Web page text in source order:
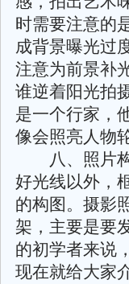
时需要注意的
成背景曝光过
注意为前景补
谁逆着阳光拍
是一个行家
像会照亮人
八、照片
好光线以外，
的构图。摄影
架，主要是要
的初学者来说
现在就给大家